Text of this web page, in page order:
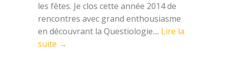
les fêtes. Je clos cette année 2014 de
rencontres avec grand enthousiasme
en découvrant la Questiologie.... Lire la
suite →